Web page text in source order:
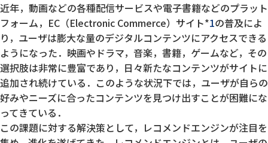
近年，動画などの各種配信サービスや電子書籍などのプラット
フォーム，EC（Electronic Commerce）サイト*1の普及によ
り，ユーザは膨大な量のデジタルコンテンツにアクセスできる
ようになった．映画やドラマ，音楽，書籍，ゲームなど，その
選択肢は非常に豊富であり，日々新たなコンテンツがサイトに
追加され続けている．このような状況下では，ユーザが自らの
好みやニーズに合ったコンテンツを見つけ出すことが困難にな
ってきている．
この課題に対する解決策として，レコメンドエンジンが注目を